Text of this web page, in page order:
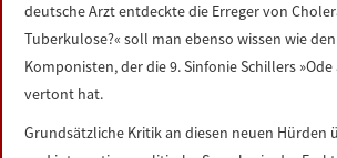
deutsche Arzt entdeckte die Erreger von
Tuberkulose?« soll man ebenso wissen wie
Komponisten, der die 9. Sinfonie Schillers »Ode
vertont hat.
Grundsätzliche Kritik an diesen neuen Hürden